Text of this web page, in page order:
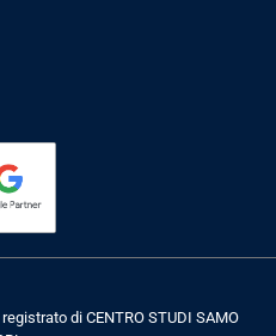
di CENTRO STUDI SAMO